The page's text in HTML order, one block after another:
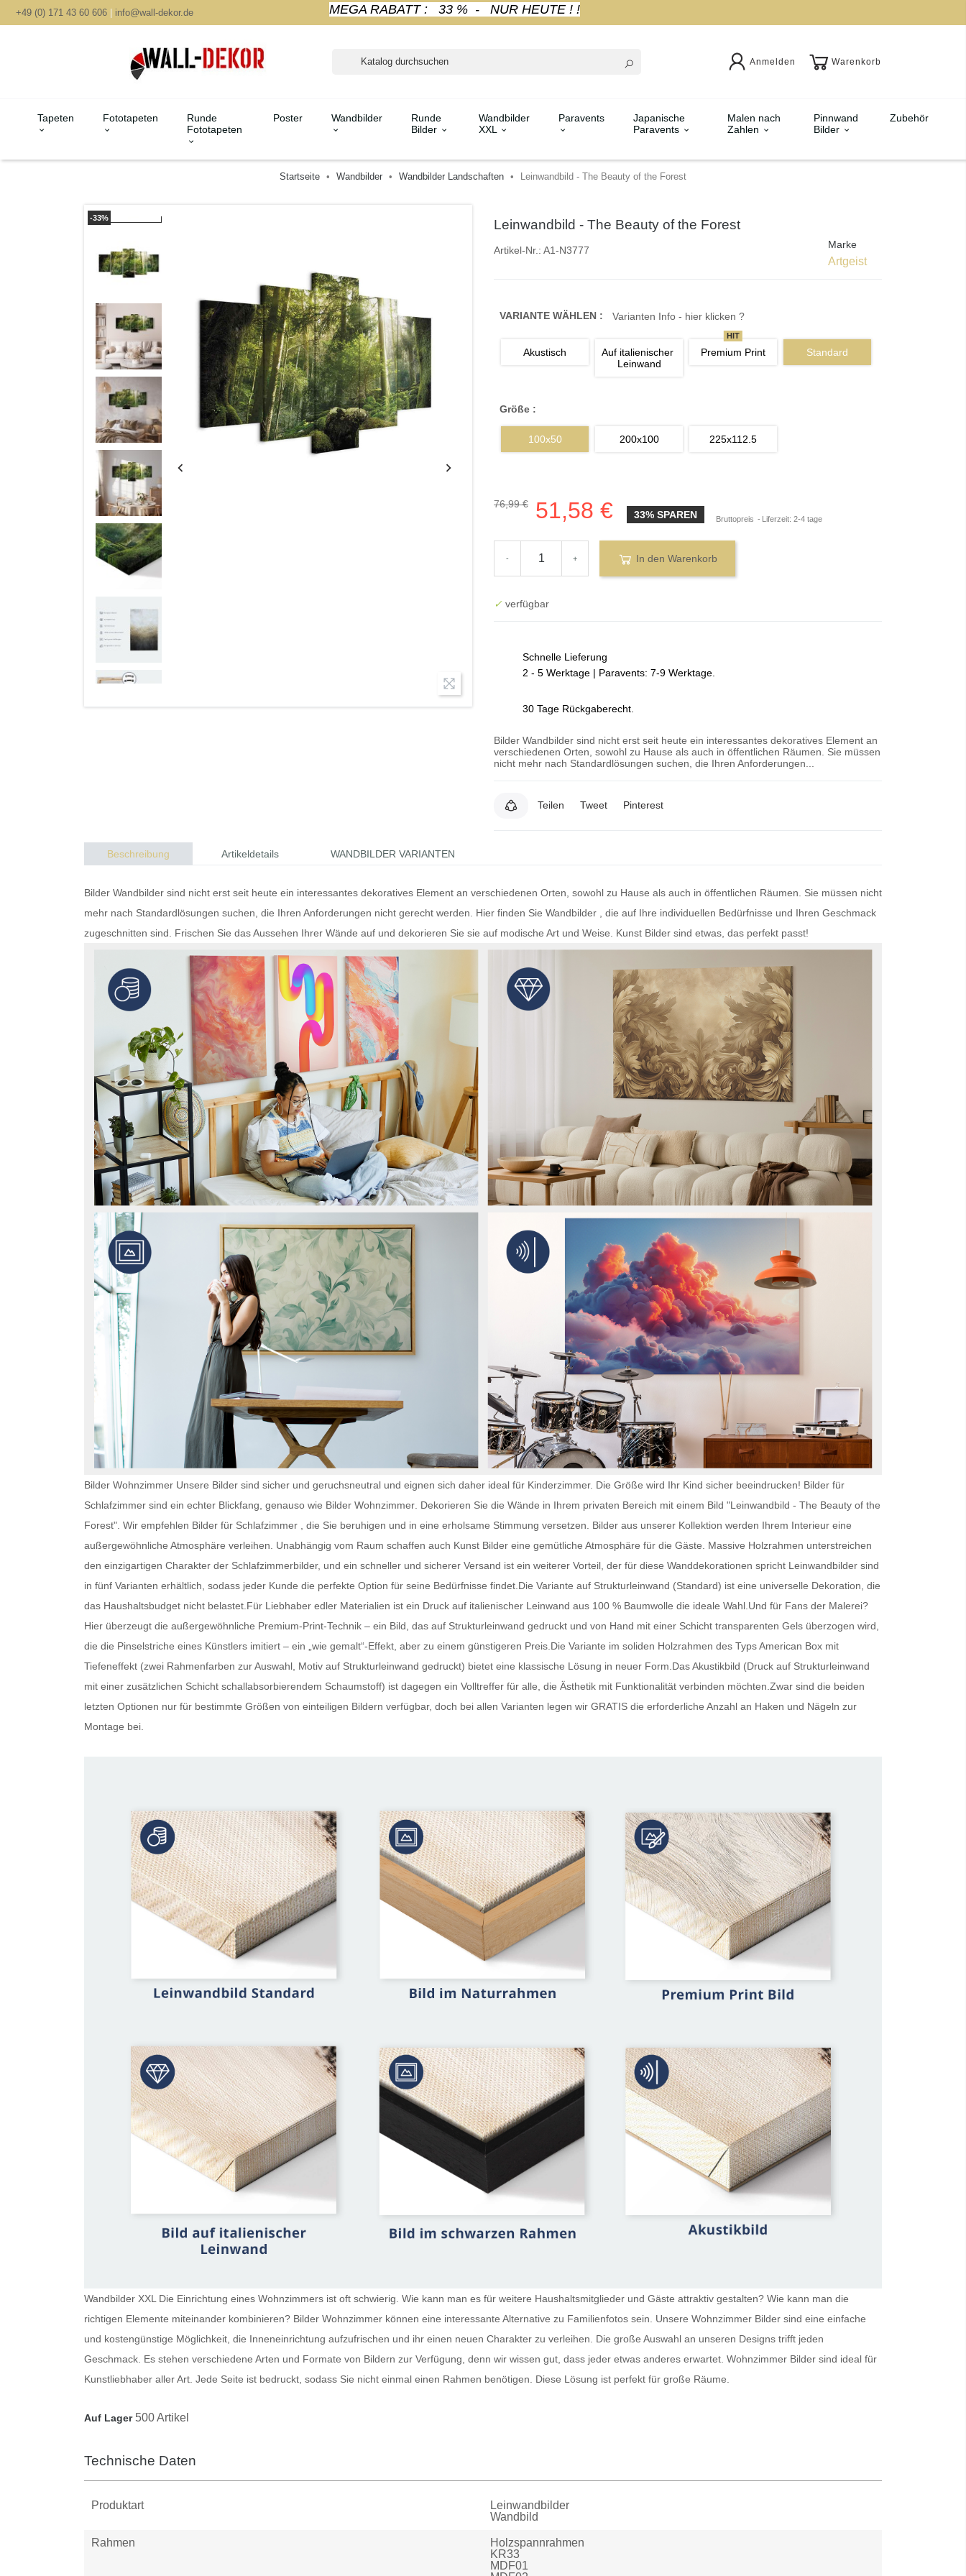
+49 (0) 171 43 60 606 | info@wall-dekor.de MEGA RABATT : 33 % - NUR HEUTE ! !
Anmelden Warenkorb
Tapeten Fototapeten
Runde
Fototapeten
Poster Wandbilder
Runde
Bilder
Wandbilder
XXL
Paravents
Japanische
Paravents
Malen nach
Zahlen
Pinnwand
Bilder
Zubehör
Startseite Wandbilder Wandbilder Landschaften Leinwandbild - The Beauty of the Forest
-33% Leinwandbild - The Beauty of the Forest
Artikel-Nr.: A1-N3777 Marke
Artgeist
VARIANTE WÄHLEN : Varianten Info - hier klicken ?
Akustisch
Auf italienischer
Leinwand
Premium Print
HIT
Standard
Größe :
100x50 200x100 225x112.5
76,99 € 51,58 € 33% SPAREN Bruttopreis Liferzeit: 2-4 tage
- + In den Warenkorb
✓ verfügbar
Schnelle Lieferung
2 - 5 Werktage | Paravents: 7-9 Werktage.
30 Tage Rückgaberecht.
Bilder Wandbilder sind nicht erst seit heute ein interessantes dekoratives Element an
verschiedenen Orten, sowohl zu Hause als auch in öffentlichen Räumen. Sie müssen
nicht mehr nach Standardlösungen suchen, die Ihren Anforderungen...
Teilen Tweet Pinterest
Beschreibung Artikeldetails WANDBILDER VARIANTEN
Bilder Wandbilder sind nicht erst seit heute ein interessantes dekoratives Element an verschiedenen Orten, sowohl zu Hause als auch in öffentlichen Räumen. Sie müssen nicht
mehr nach Standardlösungen suchen, die Ihren Anforderungen nicht gerecht werden. Hier finden Sie Wandbilder , die auf Ihre individuellen Bedürfnisse und Ihren Geschmack
zugeschnitten sind. Frischen Sie das Aussehen Ihrer Wände auf und dekorieren Sie sie auf modische Art und Weise. Kunst Bilder sind etwas, das perfekt passt!
Bilder Wohnzimmer Unsere Bilder sind sicher und geruchsneutral und eignen sich daher ideal für Kinderzimmer. Die Größe wird Ihr Kind sicher beeindrucken! Bilder für
Schlafzimmer sind ein echter Blickfang, genauso wie Bilder Wohnzimmer . Dekorieren Sie die Wände in Ihrem privaten Bereich mit einem Bild "Leinwandbild - The Beauty of the
Forest". Wir empfehlen Bilder für Schlafzimmer , die Sie beruhigen und in eine erholsame Stimmung versetzen. Bilder aus unserer Kollektion werden Ihrem Interieur eine
außergewöhnliche Atmosphäre verleihen. Unabhängig vom Raum schaffen auch Kunst Bilder eine gemütliche Atmosphäre für die Gäste. Massive Holzrahmen unterstreichen
den einzigartigen Charakter der Schlafzimmerbilder, und ein schneller und sicherer Versand ist ein weiterer Vorteil, der für diese Wanddekorationen spricht Leinwandbilder sind
in fünf Varianten erhältlich, sodass jeder Kunde die perfekte Option für seine Bedürfnisse findet.Die Variante auf Strukturleinwand (Standard) ist eine universelle Dekoration, die
das Haushaltsbudget nicht belastet.Für Liebhaber edler Materialien ist ein Druck auf italienischer Leinwand aus 100 % Baumwolle die ideale Wahl.Und für Fans der Malerei?
Hier überzeugt die außergewöhnliche Premium-Print-Technik – ein Bild, das auf Strukturleinwand gedruckt und von Hand mit einer Schicht transparenten Gels überzogen wird,
die die Pinselstriche eines Künstlers imitiert – ein „wie gemalt“-Effekt, aber zu einem günstigeren Preis.Die Variante im soliden Holzrahmen des Typs American Box mit
Tiefeneffekt (zwei Rahmenfarben zur Auswahl, Motiv auf Strukturleinwand gedruckt) bietet eine klassische Lösung in neuer Form.Das Akustikbild (Druck auf Strukturleinwand
mit einer zusätzlichen Schicht schallabsorbierendem Schaumstoff) ist dagegen ein Volltreffer für alle, die Ästhetik mit Funktionalität verbinden möchten.Zwar sind die beiden
letzten Optionen nur für bestimmte Größen von einteiligen Bildern verfügbar, doch bei allen Varianten legen wir GRATIS die erforderliche Anzahl an Haken und Nägeln zur
Montage bei.
Wandbilder XXL Die Einrichtung eines Wohnzimmers ist oft schwierig. Wie kann man es für weitere Haushaltsmitglieder und Gäste attraktiv gestalten? Wie kann man die
richtigen Elemente miteinander kombinieren? Bilder Wohnzimmer können eine interessante Alternative zu Familienfotos sein. Unsere Wohnzimmer Bilder sind eine einfache
und kostengünstige Möglichkeit, die Inneneinrichtung aufzufrischen und ihr einen neuen Charakter zu verleihen. Die große Auswahl an unseren Designs trifft jeden
Geschmack. Es stehen verschiedene Arten und Formate von Bildern zur Verfügung, denn wir wissen gut, dass jeder etwas anderes erwartet. Wohnzimmer Bilder sind ideal für
Kunstliebhaber aller Art. Jede Seite ist bedruckt, sodass Sie nicht einmal einen Rahmen benötigen. Diese Lösung ist perfekt für große Räume.
Auf Lager 500 Artikel
Technische Daten
Produktart
Leinwandbilder
Wandbild
Rahmen
Holzspannrahmen
KR33
MDF01